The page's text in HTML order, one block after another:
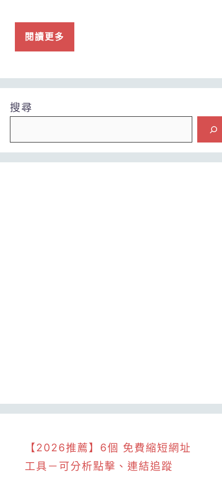
閱讀更多
搜尋
【2026推薦】6個 免費縮短網址
工具－可分析點擊、連結追蹤